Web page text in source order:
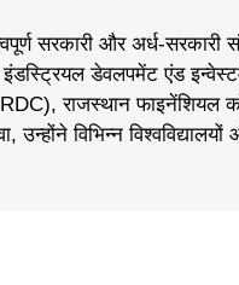
सरकारी और अर्ध-
डेवलपमेंट एंड
राजस्थान फाइनेंशियल
उन्होंने विभिन्न